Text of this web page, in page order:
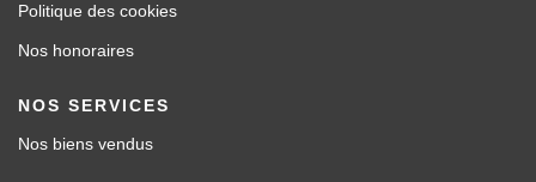
Politique des cookies
Nos honoraires
NOS SERVICES
Nos biens vendus